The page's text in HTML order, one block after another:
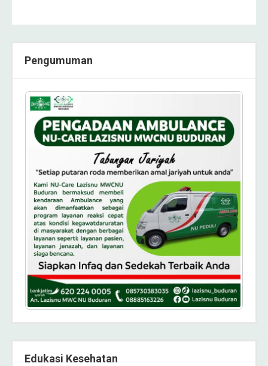
Pengumuman
Edukasi Kesehatan